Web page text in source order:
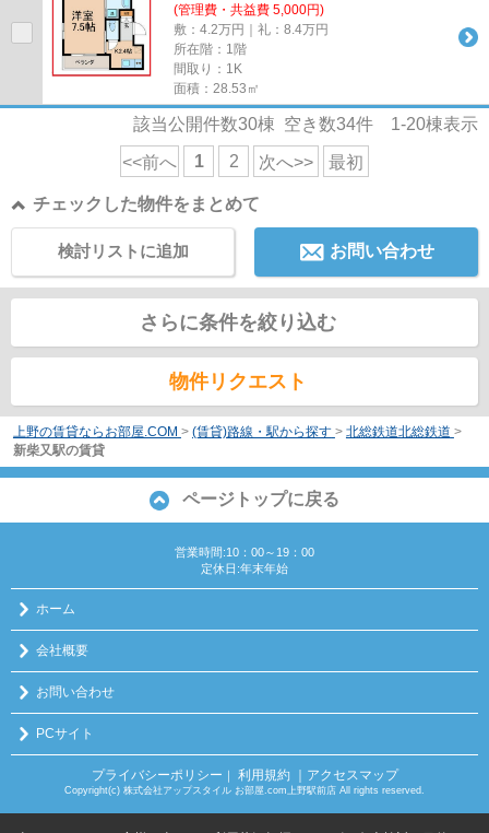
(管理費・共益費 5,000円)
敷：4.2万円｜礼：8.4万円
所在階：1階
間取り：1K
面積：28.53㎡
該当公開件数30棟 空き数34件 1-20棟表示
<<前へ 1 2 次へ>> 最初
チェックした物件をまとめて
お問い合わせ
検討リストに追加
さらに条件を絞り込む
物件リクエスト
上野の賃貸ならお部屋.COM > (賃貸)路線・駅から探す > 北総鉄道北総鉄道 >
新柴又駅の賃貸
ページトップに戻る
営業時間:10：00～19：00
定休日:年末年始
ホーム
会社概要
お問い合わせ
PCサイト
プライバシーポリシー ｜ 利用規約 ｜アクセスマップ
Copyright(c) 株式会社アップスタイル お部屋.com上野駅前店 All rights reserved.